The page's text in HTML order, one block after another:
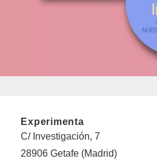
Experimenta
C/ Investigación, 7
28906 Getafe (Madrid)